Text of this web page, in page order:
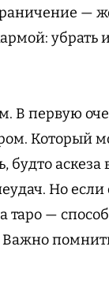
—
В первую
Который
аскеза
Но
таро —
Важно